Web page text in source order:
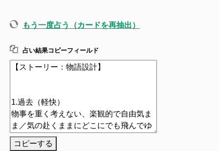
もう一度占う（カードを再抽出）
占い結果コピーフィールド
コピーする